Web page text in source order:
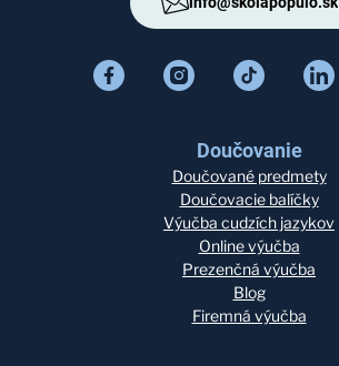
Doučovanie
Doučované predmety
Doučovacie balíčky
Výučba cudzích jazykov
Online výučba
Prezenčná výučba
Blog
Firemná výučba